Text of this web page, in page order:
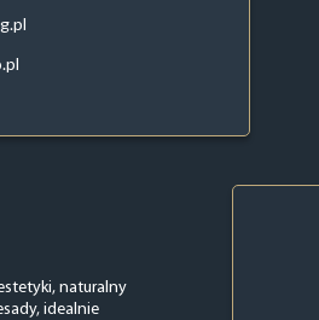
naturalny
idealnie